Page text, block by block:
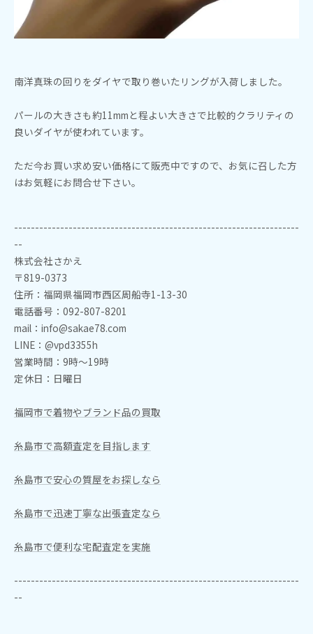
南洋真珠の回りをダイヤで取り巻いたリングが入荷しました。
パールの大きさも約11mmと程よい大きさで比較的クラリティの
良いダイヤが使われています。
ただ今お買い求め安い価格にて販売中ですので、お気に召した方
はお気軽にお問合せ下さい。
--------------------------------------------------------------------
--
株式会社さかえ
〒819-0373
住所：福岡県福岡市西区周船寺1-13-30
電話番号：092-807-8201
mail：info@sakae78.com
LINE：@vpd3355h
営業時間：9時～19時
定休日：日曜日
福岡市で着物やブランド品の買取
糸島市で高額査定を目指します
糸島市で安心の質屋をお探しなら
糸島市で迅速丁寧な出張査定なら
糸島市で便利な宅配査定を実施
--------------------------------------------------------------------
--